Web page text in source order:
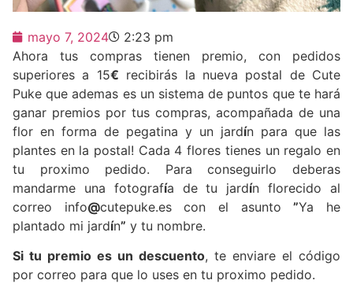
mayo 7, 2024
2:23 pm
Ahora tus compras tienen premio, con pedidos
superiores a 15€ recibirás la nueva postal de Cute
Puke que ademas es un sistema de puntos que te hará
ganar premios por tus compras, acompañada de una
flor en forma de pegatina y un jardín para que las
plantes en la postal! Cada 4 flores tienes un regalo en
tu proximo pedido. Para conseguirlo deberas
mandarme una fotografía de tu jardín florecido al
correo info@cutepuke.es con el asunto”Ya he
plantado mi jardín” y tu nombre.
Si tu premio es un descuento, te enviare el código
por correo para que lo uses en tu proximo pedido.